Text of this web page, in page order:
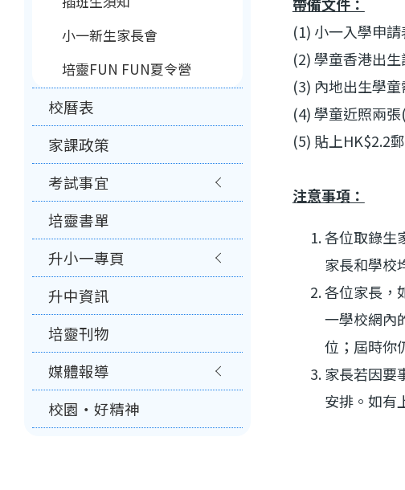
(1) 小一入學申
(2) 學童香港出
(3) 內地出生學
(4) 學童近照兩
(5) 貼上HK$2.2
注意事項：
各位取錄生
家長和學校
各位家長，
一學校網內
位；屆時你
家長若因要
安排。如有
小一新生家長會
培靈FUN FUN夏令營
校曆表
家課政策
考試事宜
培靈書單
升小一專頁
升中資訊
培靈刊物
媒體報導
校園‧好精神